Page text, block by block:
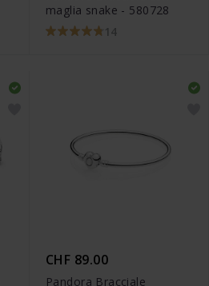
maglia snake - 580728
14
CHF 89.00
Pandora Bracciale